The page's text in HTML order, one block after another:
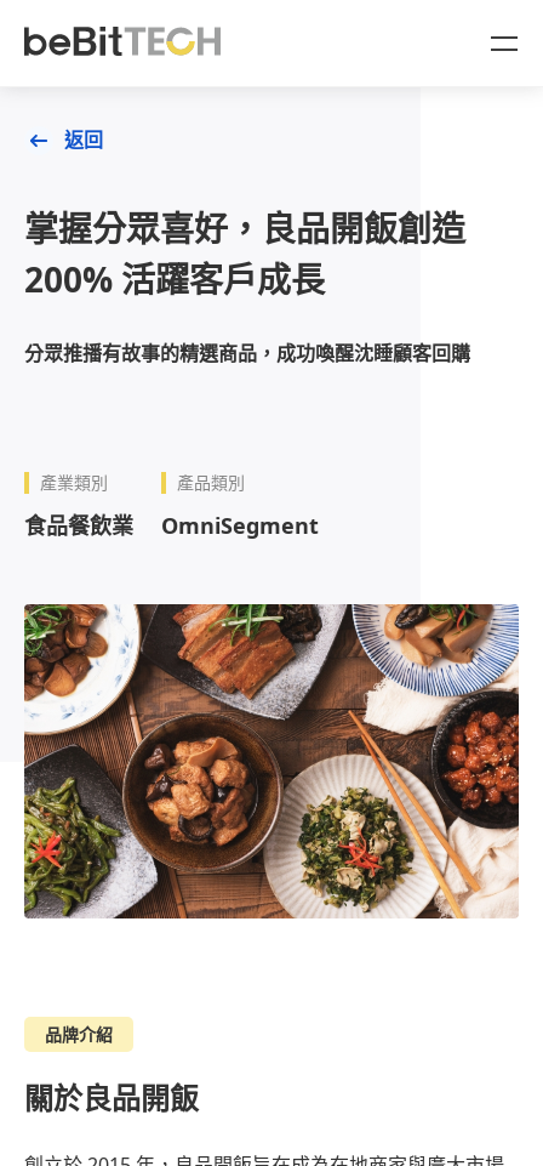
AgentBit
OMO 一站式整合
CDP 顧客數據平台
AI 自動化導購劇本
Meta / Google 廣告最佳化
AI 廣告優化模組
產業白皮書
部落格文章
關於 beBit TECH
合作夥伴
資安防護
人才招募
新聞專區
登入
OmniSegment
OmniBPM
聯繫我們
返回
掌握分眾喜好，良品開飯創造
200% 活躍客戶成長
分眾推播有故事的精選商品，成功喚醒沈睡顧客回購
產業類別
食品餐飲業
產品類別
OmniSegment
品牌介紹
關於良品開飯